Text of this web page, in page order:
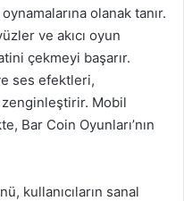
olanak tanır.
ve akıcı oyun
çekmeyi başarır.
ses efektleri,
Mobil
Bar Coin Oyunları’nın
kullanıcıların sanal